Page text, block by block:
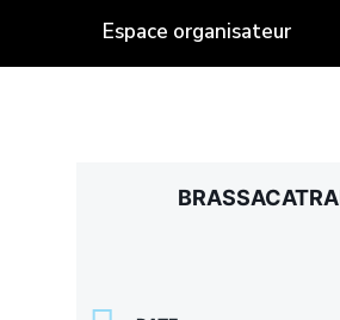
Espace organisateur